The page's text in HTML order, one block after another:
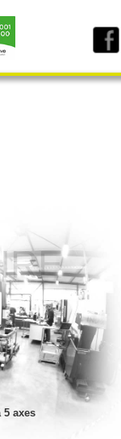
5 axes